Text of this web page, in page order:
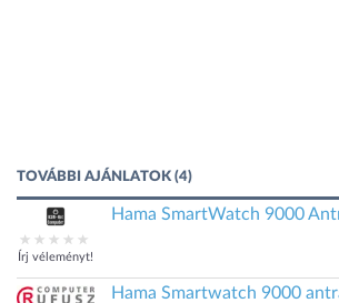
TOVÁBBI AJÁNLATOK (4)
Írj véleményt!
Hama SmartWatch 9000
Hama Smartwatch 9000